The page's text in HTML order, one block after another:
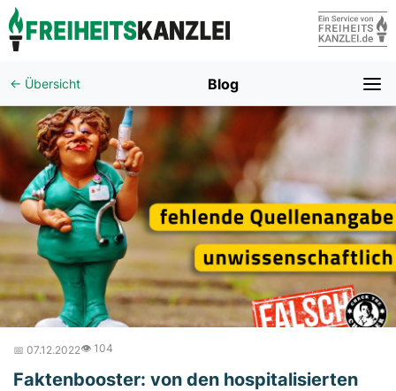
← Übersicht Blog
📅 07.12.2022👁️ 104
Faktenbooster: von den hospitalisierten